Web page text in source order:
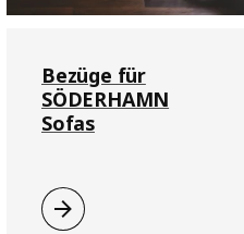
Bezüge für
SÖDERHAMN
Sofas